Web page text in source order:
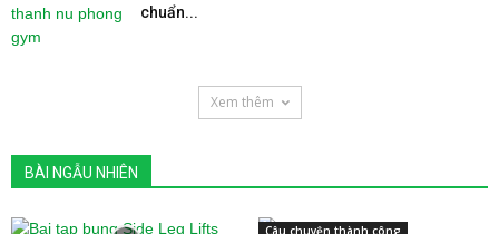
chuẩn...
Xem thêm
BÀI NGẪU NHIÊN
Câu chuyện thành công